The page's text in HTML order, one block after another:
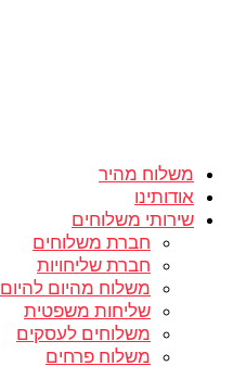
משלוח מהיר
אודותינו
שירותי משלוחים
חברת משלוחים
חברת שליחויות
משלוח מהיום להיום
שליחות משפטית
משלוחים לעסקים
משלוח פרחים